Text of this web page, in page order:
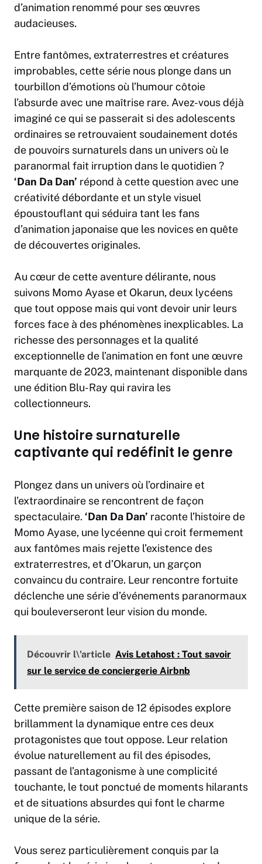
d’animation renommé pour ses œuvres
audacieuses.
Entre fantômes, extraterrestres et créatures
improbables, cette série nous plonge dans un
tourbillon d’émotions où l’humour côtoie
l’absurde avec une maîtrise rare. Avez-vous déjà
imaginé ce qui se passerait si des adolescents
ordinaires se retrouvaient soudainement dotés
de pouvoirs surnaturels dans un univers où le
paranormal fait irruption dans le quotidien ?
‘Dan Da Dan’ répond à cette question avec une
créativité débordante et un style visuel
époustouflant qui séduira tant les fans
d’animation japonaise que les novices en quête
de découvertes originales.
Au cœur de cette aventure délirante, nous
suivons Momo Ayase et Okarun, deux lycéens
que tout oppose mais qui vont devoir unir leurs
forces face à des phénomènes inexplicables. La
richesse des personnages et la qualité
exceptionnelle de l’animation en font une œuvre
marquante de 2023, maintenant disponible dans
une édition Blu-Ray qui ravira les
collectionneurs.
Une histoire surnaturelle
captivante qui redéfinit le genre
Plongez dans un univers où l’ordinaire et
l’extraordinaire se rencontrent de façon
spectaculaire. ‘Dan Da Dan’ raconte l’histoire de
Momo Ayase, une lycéenne qui croit fermement
aux fantômes mais rejette l’existence des
extraterrestres, et d’Okarun, un garçon
convaincu du contraire. Leur rencontre fortuite
déclenche une série d’événements paranormaux
qui bouleverseront leur vision du monde.
Découvrir l\'article Avis Letahost : Tout savoir
sur le service de conciergerie Airbnb
Cette première saison de 12 épisodes explore
brillamment la dynamique entre ces deux
protagonistes que tout oppose. Leur relation
évolue naturellement au fil des épisodes,
passant de l’antagonisme à une complicité
touchante, le tout ponctué de moments hilarants
et de situations absurdes qui font le charme
unique de la série.
Vous serez particulièrement conquis par la